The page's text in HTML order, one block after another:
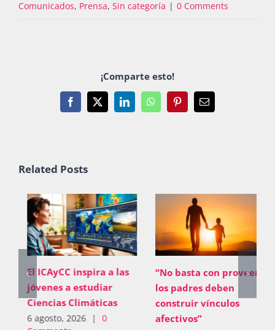
Comunicados, Prensa, Sin categoría | 0 Comments
¡Comparte esto!
Facebook
X LinkedInWhatsAppPinterestEmail
Related Posts
El ICAyCC inspira a las
jóvenes a estudiar
Ciencias Climáticas
6 agosto, 2026 |
0
“No basta con proveer;
los padres deben
construir vínculos
afectivos”